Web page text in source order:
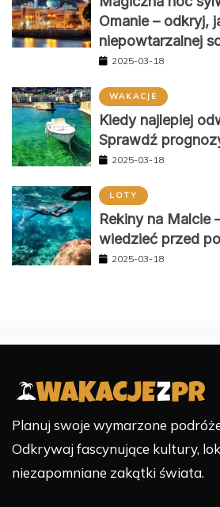
Omanie – odkryj,
niepowtarzalnej
2025-03-18
WAKACJE
Kiedy najlepiej
Sprawdź
2025-03-18
LOTY
Rekiny na Malcie
wiedzieć przed
2025-03-18
Planuj swoje wymarzone
Odkrywaj fascynujące kultury,
niezapomniane zakątki świata.